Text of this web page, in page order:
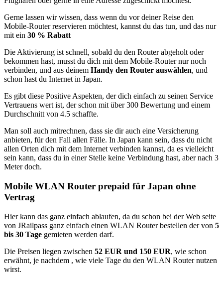
Gerne lassen wir wissen, dass wenn du vor deiner Reise den
Mobile-Router reservieren möchtest, kannst du das tun, und das nur
mit ein 30 % Rabatt
Die Aktivierung ist schnell, sobald du den Router abgeholt oder
bekommen hast, musst du dich mit dem Mobile-Router nur noch
verbinden, und aus deinem Handy den Router auswählen, und
schon hast du Internet in Japan.
Es gibt diese Positive Aspekten, der dich einfach zu seinen Service
Vertrauens wert ist, der schon mit über 300 Bewertung und einem
Durchschnitt von 4.5 schaffte.
Man soll auch mitrechnen, dass sie dir auch eine Versicherung
anbieten, für den Fall allen Fälle. In Japan kann sein, dass du nicht
allen Orten dich mit dem Internet verbinden kannst, da es vielleicht
sein kann, dass du in einer Stelle keine Verbindung hast, aber nach 3
Meter doch.
Mobile WLAN Router prepaid für Japan ohne
Vertrag
Hier kann das ganz einfach ablaufen, da du schon bei der Web seite
von JRailpass ganz einfach einen WLAN Router bestellen der von 5
bis 30 Tage gemieten werden darf.
Die Preisen liegen zwischen 52 EUR und 150 EUR, wie schon
erwähnt, je nachdem , wie viele Tage du den WLAN Router nutzen
wirst.